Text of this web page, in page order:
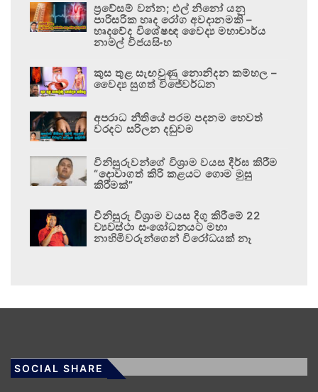
ප්‍රවේසම් වන්න; එල් නිනෝ යනු
පාරිසරික හෘද රෝග අවදානමකි –
හෘදවේද විශේෂඥ වෛද්‍ය මහාචාර්ය
නාමල් විජයසිංහ
කුස තුළ සැඟවුණු නොනිදන කම්හල –
වෛද්‍ය සුගත් විජේවර්ධන
අපරාධ නීතියේ පරම පදනම හෙවත්
වරදට සරිලන දඬුවම
විනිසුරුවන්ගේ විශ්‍රාම වයස දීර්ඝ කිරීම
“දොවාගත් කිරි කළයට ගොම මුසු
කිරීමක්”
විනිසුරු විශ්‍රාම වයස දිගු කිරීමේ 22
ව්‍යවස්ථා සංශෝධනයට මහා
නාහිමිවරුන්ගෙන් විරෝධයක් නෑ
SOCIAL SHARE